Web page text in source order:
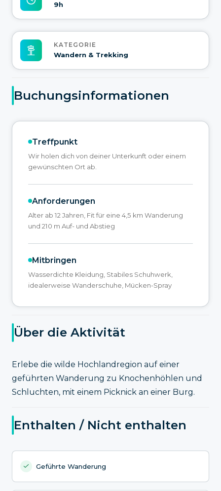
9h
KATEGORIE
Wandern & Trekking
Buchungsinformationen
Treffpunkt
Wir holen dich von deiner Unterkunft oder einem
gewünschten Ort ab.
Anforderungen
Alter ab 12 Jahren, Fit für eine 4,5 km Wanderung
und 210 m Auf- und Abstieg
Mitbringen
Wasserdichte Kleidung, Stabiles Schuhwerk,
idealerweise Wanderschuhe, Mücken-Spray
Über die Aktivität
Erlebe die wilde Hochlandregion auf einer
geführten Wanderung zu Knochenhöhlen und
Schluchten, mit einem Picknick an einer Burg.
Enthalten / Nicht enthalten
Geführte Wanderung